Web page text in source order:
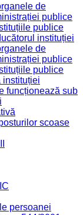
de
publice
publice
instituției
de
publice
publice
instituției
funcționează sub
scoase
persoanei